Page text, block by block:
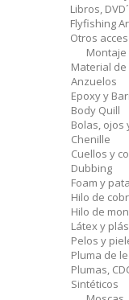
Libros,
Flyfishing
Otros
Montaje
Material
Anzuelos
Epoxy y
Body Quill
Bolas, ojos
Chenille
Cuellos y
Dubbing
Foam y
Hilo de
Hilo de
Látex y
Pelos y
Pluma de
Plumas,
Sintéticos